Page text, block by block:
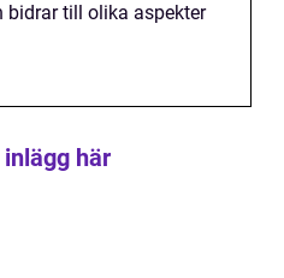
bidrar till olika aspekter
här